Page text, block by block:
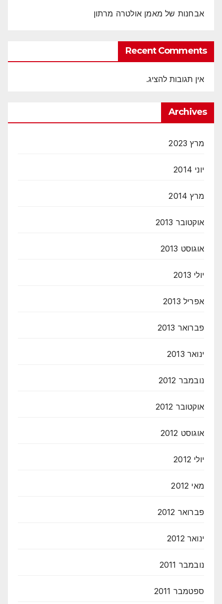
אבחנות של מאמן אולטרה מרתון
Recent Comments
אין תגובות להציג.
Archives
מרץ 2023
יוני 2014
מרץ 2014
אוקטובר 2013
אוגוסט 2013
יולי 2013
אפריל 2013
פברואר 2013
ינואר 2013
נובמבר 2012
אוקטובר 2012
אוגוסט 2012
יולי 2012
מאי 2012
פברואר 2012
ינואר 2012
נובמבר 2011
ספטמבר 2011